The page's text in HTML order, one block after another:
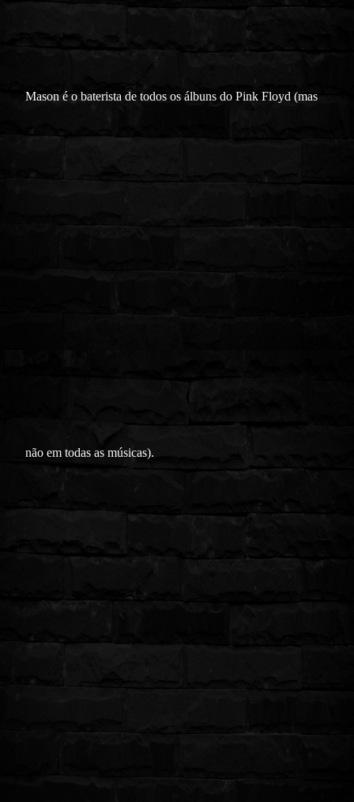
Mason é o baterista de todos os álbuns do Pink Floyd (mas
não em todas as músicas).